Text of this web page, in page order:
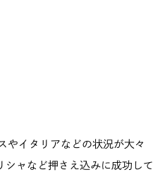
やイタリアなどの状況が大々
シャなど押さえ込みに成功して